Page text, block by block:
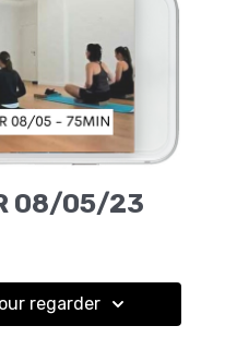
08/05/23
regarder